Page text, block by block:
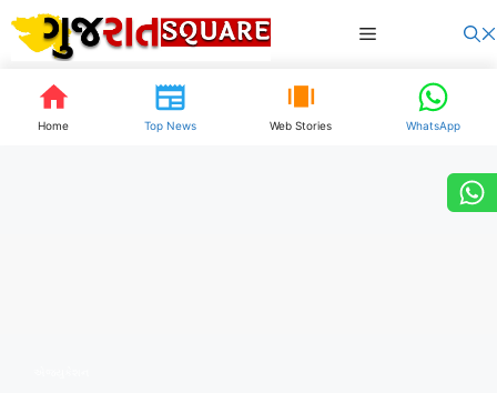
Skip
content
Menu
Home Top News Web Stories WhatsApp